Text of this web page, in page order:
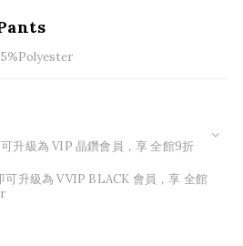
升級為 VIP 晶鑽會員，享 全館9折
升級為 VVIP BLACK 會員，享 全館